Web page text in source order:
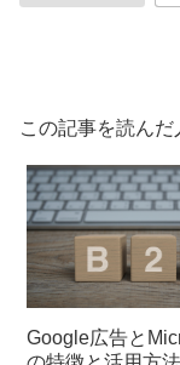
この記事を読ん
Google広告と